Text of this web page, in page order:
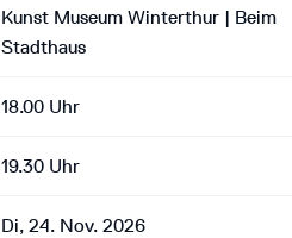
Kunst Museum Winterthur | Beim
Stadthaus
18.00 Uhr
19.30 Uhr
Di, 24. Nov. 2026